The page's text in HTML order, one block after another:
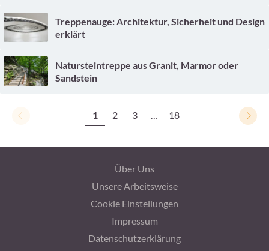
Treppenauge: Architektur, Sicherheit und Design
erklärt
Natursteintreppe aus Granit, Marmor oder
Sandstein
1 2 3 … 18
Über Uns
Unsere Arbeitsweise
Cookie Einstellungen
Impressum
Datenschutzerklärung